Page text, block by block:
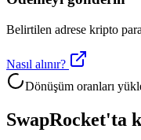
Belirtilen adrese kripto
Nasıl alınır?
Dönüşüm oranları
SwapRocket'ta